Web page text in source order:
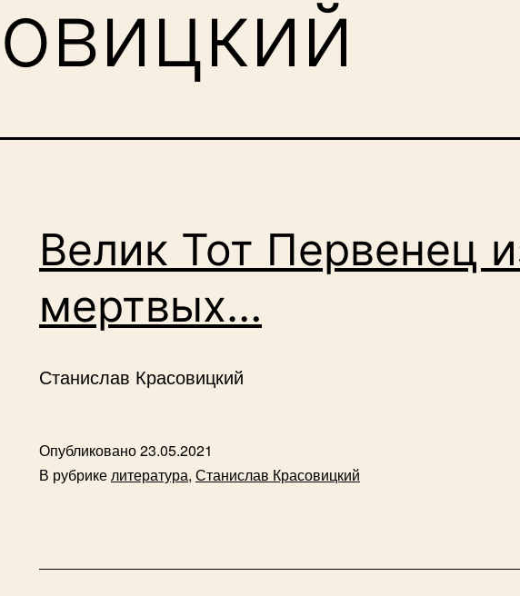
Велик Тот Первенец
мертвых…
Станислав Красовицкий
Опубликовано23.05.2021
В рубрикелитература, Станислав Красовицкий